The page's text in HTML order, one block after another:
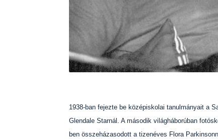
1938-ban fejezte be középiskolai tanulmányait a
Glendale Starnál. A második világháborúban
ben összeházasodott a tizenéves Flora